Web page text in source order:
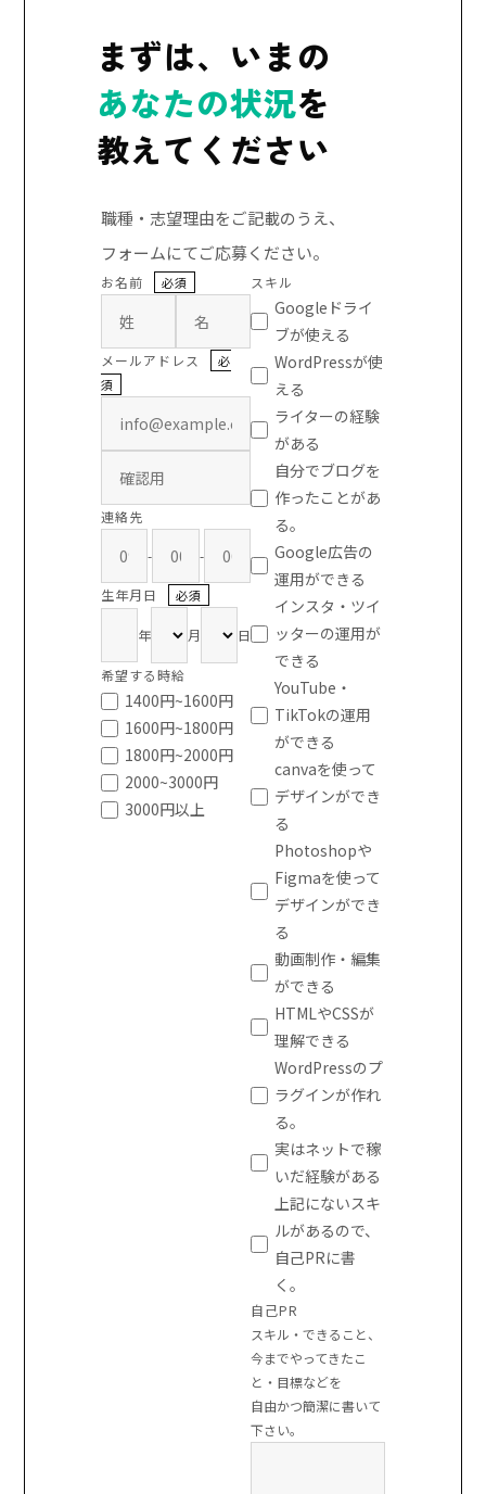
まずは、いまの
あなたの状況を
教えてください
職種・志望理由をご記載のうえ、
フォームにてご応募ください。
お名前 必須
メールアドレス
必
須
連絡先
- -
生年月日 必須
年 月 日
希望する時給
1400円~1600円
1600円~1800円
1800円~2000円
2000~3000円
3000円以上
スキル
Googleドライ
ブが使える
WordPressが使
える
ライターの経験
がある
自分でブログを
作ったことがあ
る。
Google広告の
運用ができる
インスタ・ツイ
ッターの運用が
できる
YouTube・
TikTokの運用
ができる
canvaを使って
デザインができ
る
Photoshopや
Figmaを使って
デザインができ
る
動画制作・編集
ができる
HTMLやCSSが
理解できる
WordPressのプ
ラグインが作れ
る。
実はネットで稼
いだ経験がある
上記にないスキ
ルがあるので、
自己PRに書
く。
自己PR
スキル・できること、
今までやってきたこ
と・目標などを
自由かつ簡潔に書いて
下さい。